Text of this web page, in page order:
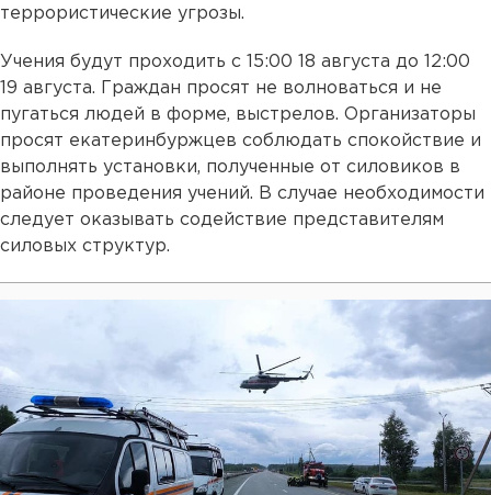
террористические угрозы.
Учения будут проходить с 15:00 18 августа до 12:00
19 августа. Граждан просят не волноваться и не
пугаться людей в форме, выстрелов. Организаторы
просят екатеринбуржцев соблюдать спокойствие и
выполнять установки, полученные от силовиков в
районе проведения учений. В случае необходимости
следует оказывать содействие представителям
силовых структур.